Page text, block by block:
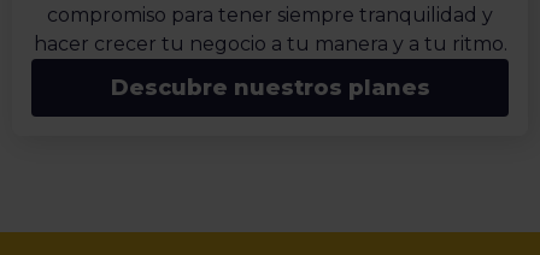
compromiso para tener siempre tranquilidad y
hacer crecer tu negocio a tu manera y a tu ritmo.
Descubre nuestros planes